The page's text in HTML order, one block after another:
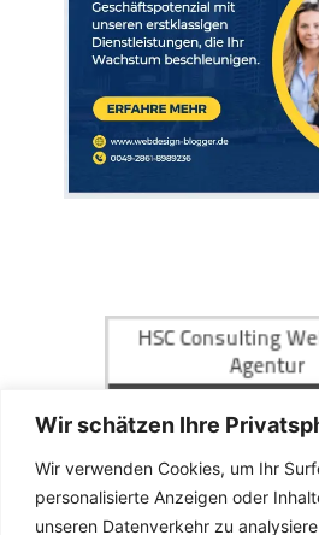
Wir schätzen Ihre
Wir verwenden Cookies, um Ihr
personalisierte Anzeigen oder
unseren Datenverkehr zu